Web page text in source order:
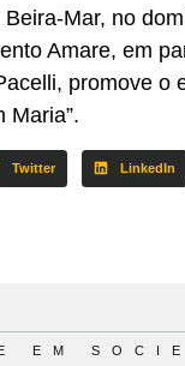
Mar, no
Amare, em
promove o
Maria”.
Twitter LinkedIn
EM